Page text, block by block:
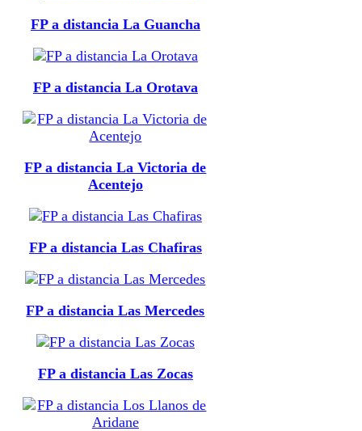
FP a distancia La Guancha
FP a distancia La Orotava
FP a distancia La Victoria de
Acentejo
FP a distancia Las Chafiras
FP a distancia Las Mercedes
FP a distancia Las Zocas